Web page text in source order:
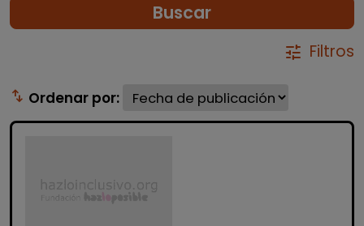
Buscar
tune Filtros
swap_vert Ordenar por: